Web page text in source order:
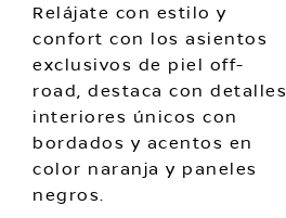
Relájate con estilo y
confort con los asientos
exclusivos de piel off-
road, destaca con detalles
interiores únicos con
bordados y acentos en
color naranja y paneles
negros.